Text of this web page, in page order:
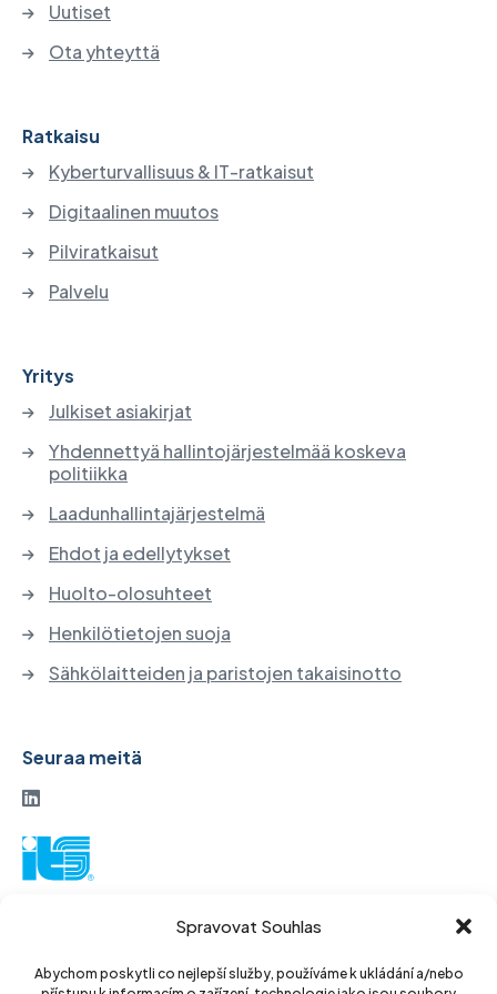
Spravovat Souhlas
Abychom poskytli co nejlepší služby, používáme k ukládání a/nebo
Uutiset
Ota yhteyttä
Ratkaisu
Kyberturvallisuus & IT-ratkaisut
Digitaalinen muutos
Pilviratkaisut
Palvelu
Yritys
Julkiset asiakirjat
Yhdennettyä hallintojärjestelmää koskeva
politiikka
Laadunhallintajärjestelmä
Ehdot ja edellytykset
Huolto-olosuhteet
Henkilötietojen suoja
Sähkölaitteiden ja paristojen takaisinotto
Seuraa meitä
130 52 Praha 3